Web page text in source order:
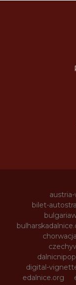
bilet-
digital-
edalnice.org